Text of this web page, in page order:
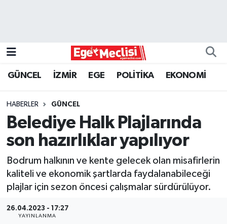
GÜNCEL İZMİR EGE POLİTİKA EKONOMİ
HABERLER GÜNCEL
Belediye Halk Plajlarında
son hazırlıklar yapılıyor
Bodrum halkının ve kente gelecek olan misafirlerin
kaliteli ve ekonomik şartlarda faydalanabileceği
plajlar için sezon öncesi çalışmalar sürdürülüyor.
26.04.2023 - 17:27
YAYINLANMA
GÜNCEL
İZMİR
ÖZEL HABER
Programlar
SPOR